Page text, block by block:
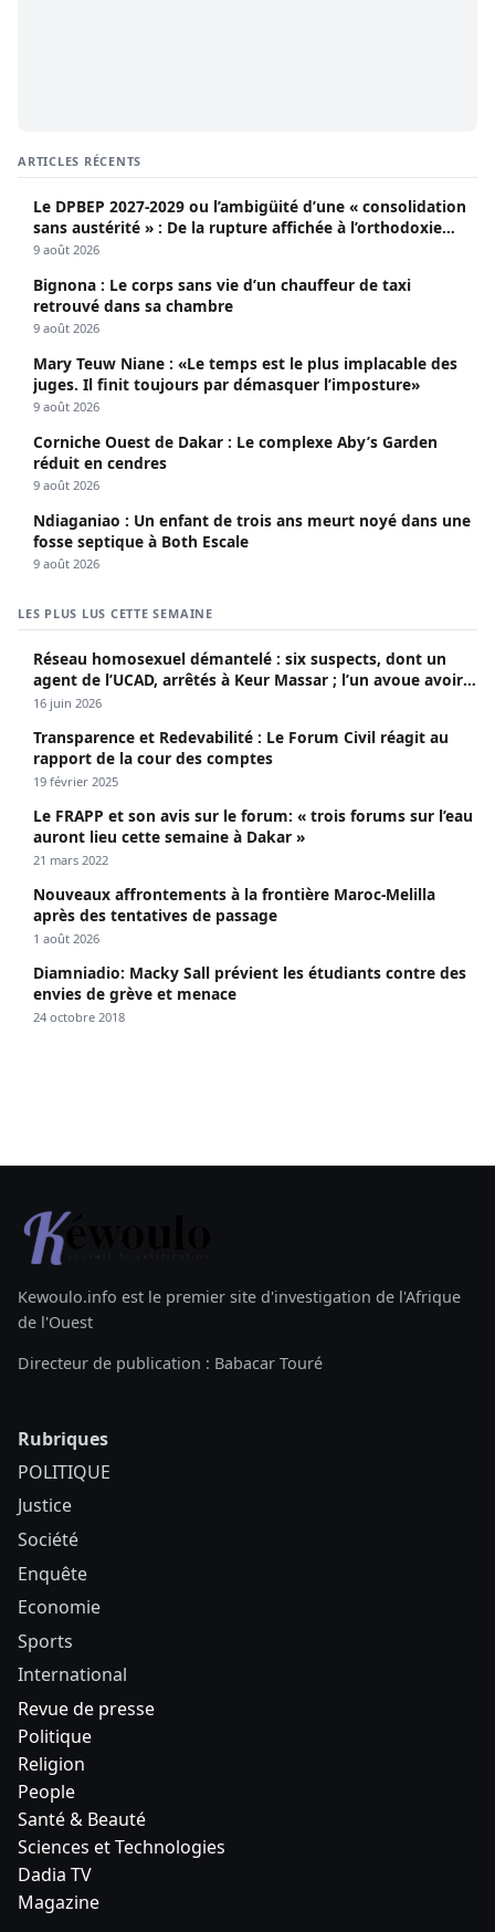
ARTICLES RÉCENTS
Le DPBEP 2027-2029 ou l’ambigüité d’une « consolidation
sans austérité » : De la rupture affichée à l’orthodoxie
budgétaire, une analyse critique de la trajectoire
9 août 2026
Bignona : Le corps sans vie d’un chauffeur de taxi
retrouvé dans sa chambre
9 août 2026
Mary Teuw Niane : «Le temps est le plus implacable des
juges. Il finit toujours par démasquer l’imposture»
9 août 2026
Corniche Ouest de Dakar : Le complexe Aby’s Garden
réduit en cendres
9 août 2026
Ndiaganiao : Un enfant de trois ans meurt noyé dans une
fosse septique à Both Escale
9 août 2026
LES PLUS LUS CETTE SEMAINE
Réseau homosexuel démantelé : six suspects, dont un
agent de l’UCAD, arrêtés à Keur Massar ; l’un avoue avoir
propagé le VIH depuis 2018
16 juin 2026
Transparence et Redevabilité : Le Forum Civil réagit au
rapport de la cour des comptes
19 février 2025
Le FRAPP et son avis sur le forum: « trois forums sur l’eau
auront lieu cette semaine à Dakar »
21 mars 2022
Nouveaux affrontements à la frontière Maroc-Melilla
après des tentatives de passage
1 août 2026
Diamniadio: Macky Sall prévient les étudiants contre des
envies de grève et menace
24 octobre 2018
Kewoulo.info est le premier site d'investigation de l'Afrique
de l'Ouest
Directeur de publication : Babacar Touré
Rubriques
POLITIQUE
Justice
Société
Enquête
Economie
Sports
International
Revue de presse
Politique
Religion
People
Santé & Beauté
Sciences et Technologies
Dadia TV
Magazine